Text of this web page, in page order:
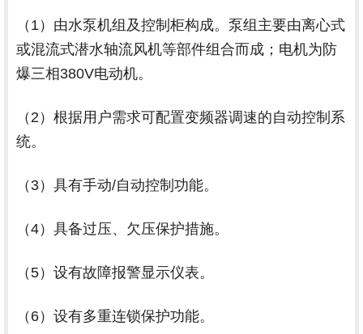
（1）由水泵机组及控制柜构成。泵组主要由离心式
或混流式潜水轴流风机等部件组合而成；电机为防
爆三相380V电动机。
（2）根据用户需求可配置变频器调速的自动控制系
统。
（3）具有手动/自动控制功能。
（4）具备过压、欠压保护措施。
（5）设有故障报警显示仪表。
（6）设有多重连锁保护功能。